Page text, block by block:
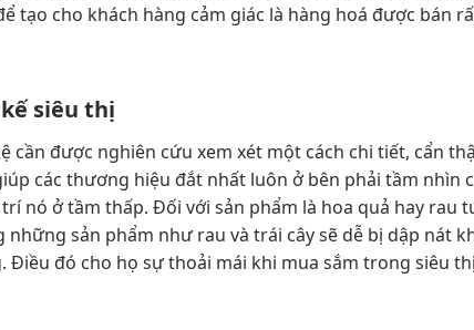
tạo cho khách hàng cảm giác là hàng hoá được bán
siêu thị
cần được nghiên cứu xem xét một cách chi tiết, cẩn
các thương hiệu đắt nhất luôn ở bên phải tầm nhìn
nó ở tầm thấp. Đối với sản phẩm là hoa quả hay rau
sản phẩm như rau và trái cây sẽ dễ bị dập nát
Điều đó cho họ sự thoải mái khi mua sắm trong siêu